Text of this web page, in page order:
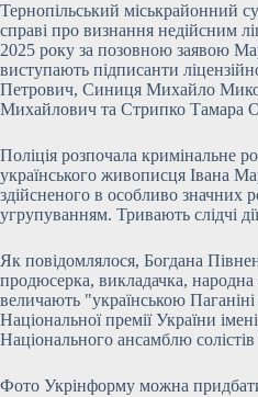
Тернопільський міськрайонний
справі про визнання недійсним
2025 року за позовною заявою
виступають підписанти
Петрович, Синиця Михайло
Михайлович та Стрипко Тамара
Поліція розпочала кримінальне
українського живописця Івана
здійсненого в особливо значних
угрупуванням. Тривають слідчі
Як повідомлялося, Богдана
продюсерка, викладачка, народна
величають "українською
Національної премії України
Національного ансамблю
Фото Укрінформу можна